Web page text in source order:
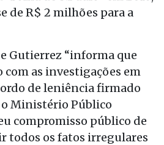
de R$ 2 milhões para a
Gutierrez “informa que
com as investigações em
de leniência firmado
Ministério Público
compromisso público de
todos os fatos irregulares